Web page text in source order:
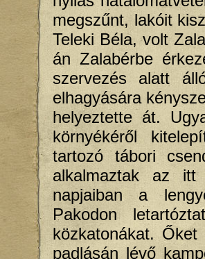
megszűnt, lakóit
Teleki Béla, volt
án Zalabérbe
szervezés alatt
elhagyására
helyeztette át.
környékéről
tartozó tábori
alkalmaztak az itt
napjaiban a
Pakodon
közkatonákat.
padlásán lévő